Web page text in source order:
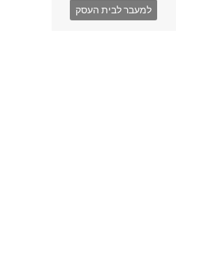
למעבר לבית העסק